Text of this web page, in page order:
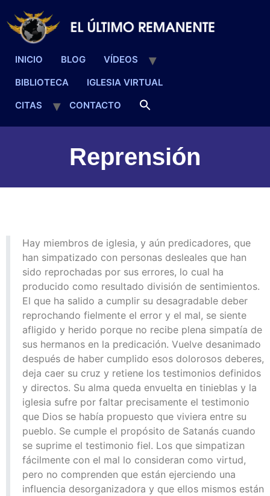
INICIO BLOG
VÍDEOS
BIBLIOTECA
IGLESIA VIRTUAL
CITAS
CONTACTO
Reprensión
Hay miembros de iglesia, y aún predicadores, que
han simpatizado con personas desleales que han
sido reprochadas por sus errores, lo cual ha
producido como resultado división de sentimientos.
El que ha salido a cumplir su desagradable deber
reprochando fielmente el error y el mal, se siente
afligido y herido porque no recibe plena simpatía de
sus hermanos en la predicación. Vuelve desanimado
después de haber cumplido esos dolorosos deberes,
deja caer su cruz y retiene los testimonios definidos
y directos. Su alma queda envuelta en tinieblas y la
iglesia sufre por faltar precisamente el testimonio
que Dios se había propuesto que viviera entre su
pueblo. Se cumple el propósito de Satanás cuando
se suprime el testimonio fiel. Los que simpatizan
fácilmente con el mal lo consideran como virtud,
pero no comprenden que están ejerciendo una
influencia desorganizadora y que ellos mismos están